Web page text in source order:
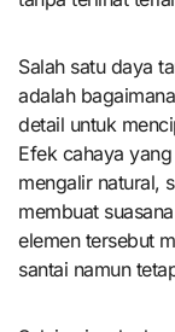
Salah satu daya
adalah
detail untuk
Efek cahaya
mengalir natural,
membuat
elemen tersebut
santai namun